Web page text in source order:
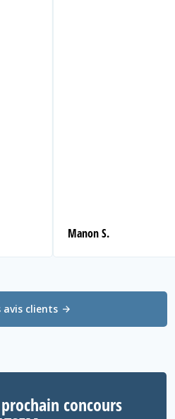
avis clients
concours